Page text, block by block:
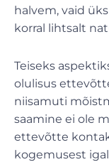
halvem, vaid
korral lihtsalt
Teiseks
olulisus
niisamuti
saamine ei ole
ettevõtte
kogemusest